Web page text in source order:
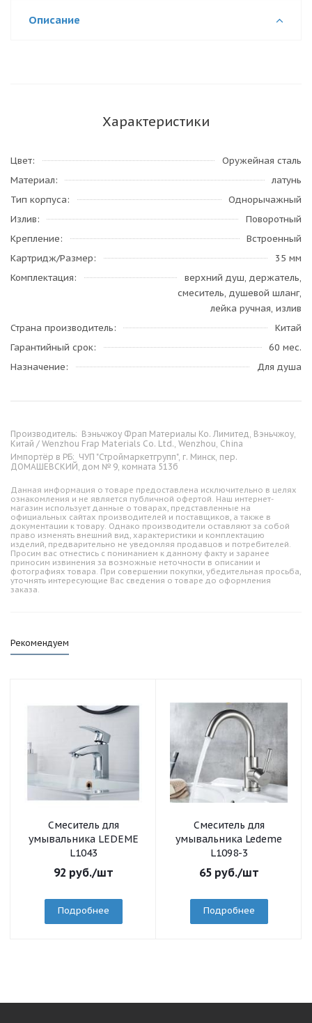
Описание
Характеристики
Цвет
Оружейная сталь
Материал
латунь
Тип корпуса
Однорычажный
Излив
Поворотный
Крепление
Встроенный
Картридж/Размер
35 мм
Комплектация
верхний душ, держатель,
смеситель, душевой шланг,
лейка ручная, излив
Страна производитель
Китай
Гарантийный срок
60 мес.
Назначение
Для душа
Производитель: Вэньчжоу Фрап Материалы Ко. Лимитед, Вэньчжоу,
Китай / Wenzhou Frap Materials Co. Ltd., Wenzhou, China
Импортёр в РБ: ЧУП "Строймаркетгрупп", г. Минск, пер.
ДОМАШЕВСКИЙ, дом № 9, комната 513б
Данная информация о товаре предоставлена исключительно в целях
ознакомления и не является публичной офертой. Наш интернет-
магазин использует данные о товарах, представленные на
официальных сайтах производителей и поставщиков, а также в
документации к товару. Однако производители оставляют за собой
право изменять внешний вид, характеристики и комплектацию
изделий, предварительно не уведомляя продавцов и потребителей.
Просим вас отнестись с пониманием к данному факту и заранее
приносим извинения за возможные неточности в описании и
фотографиях товара. При совершении покупки, убедительная просьба,
уточнять интересующие Вас сведения о товаре до оформления
заказа.
Рекомендуем
Смеситель для
умывальника LEDEME
L1043
92 руб./шт
Подробнее
Смеситель для
умывальника Ledeme
L1098-3
65руб./шт
Подробнее